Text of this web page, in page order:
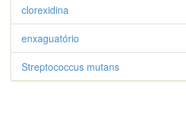
clorexidina
enxaguatório
Streptococcus mutans